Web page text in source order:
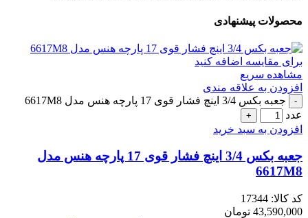
محصولات پیشنهادی
برای مقایسه اضافه کنید
مشاهده سریع
افزودن به علاقه مندی
جعبه بکس 3/4 اینچ فشار قوی 17 پارچه هنس مدل 6617M8
عدد
افزودن به سبد خرید
جعبه بکس 3/4 اینچ فشار قوی 17 پارچه هنس مدل
6617M8
کد کالا: 17344
43,590,000 تومان